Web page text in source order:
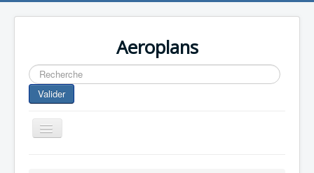
Aeroplans
Rechercher
Valider
Toggle
Navigation